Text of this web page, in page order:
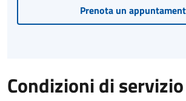
Prenota un
Condizioni di servizio